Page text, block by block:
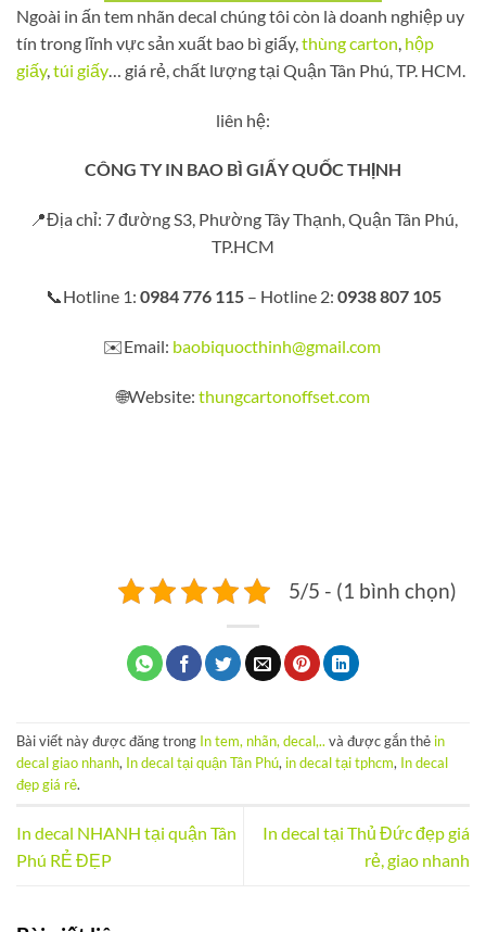
Ngoài in ấn tem nhãn decal chúng tôi còn là doanh nghiệp uy
tín trong lĩnh vực sản xuất bao bì giấy,thùng carton, hộp
giấy,túi giấy… giá rẻ, chất lượng tại Quận Tân Phú, TP. HCM.
liên hệ:
CÔNG TY IN BAO BÌ GIẤY QUỐC THỊNH
📍Địa chỉ: 7 đường S3, Phường Tây Thạnh, Quận Tân Phú,
TP.HCM
📞Hotline 1: 0984 776 115– Hotline 2: 0938 807 105
✉️Email: baobiquocthinh@gmail.com
🌐Website: thungcartonoffset.com
5/5 - (1 bình chọn)
Bài viết này được đăng trong In tem, nhãn, decal,.. và được gắn thẻ in
decal giao nhanh, In decal tại quận Tân Phú, in decal tại tphcm, In decal
đẹp giá rẻ.
In decal NHANH tại quận Tân
Phú RẺ ĐẸP
In decal tại Thủ Đức đẹp giá
rẻ, giao nhanh